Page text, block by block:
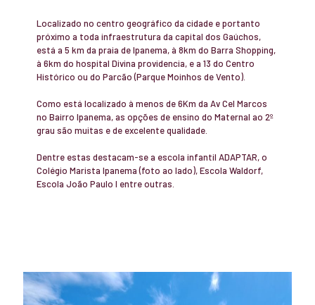
Localizado no centro geográfico da cidade e portanto
próximo a toda infraestrutura da capital dos Gaúchos,
está a 5 km da praia de Ipanema, à 8km do Barra Shopping,
à 6km do hospital Divina providencia, e a 13 do Centro
Histórico ou do Parcão (Parque Moinhos de Vento).
Como está localizado à menos de 6Km da Av Cel Marcos
no Bairro Ipanema, as opções de ensino do Maternal ao 2º
grau são muitas e de excelente qualidade.
Dentre estas destacam-se a escola infantil ADAPTAR, o
Colégio Marista Ipanema (foto ao lado), Escola Waldorf,
Escola João Paulo I entre outras.